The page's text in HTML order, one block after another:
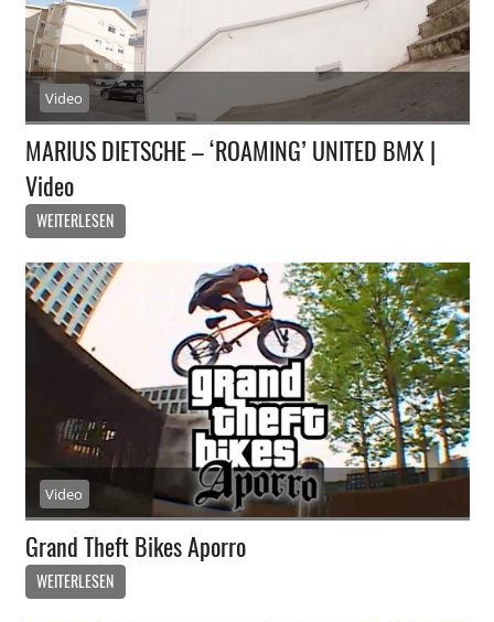
Video
MARIUS DIETSCHE – ‘ROAMING’ UNITED BMX |
Video
WEITERLESEN
Video
Grand Theft Bikes Aporro
WEITERLESEN